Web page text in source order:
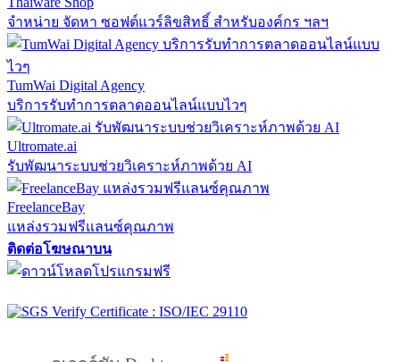
จำหน่าย จัดหา ซอฟต์แวร์ลิขสิทธิ์ สำหรับองค์กร ฯลฯ
TumWai Digital Agency
บริการรับทำการตลาดออนไลน์แบบไวๆ
Ultromate.ai
รับพัฒนาระบบช่วยวิเคราะห์ภาพด้วย AI
FreelanceBay
แหล่งรวมฟรีแลนซ์คุณภาพ
ติดต่อโฆษณาบน